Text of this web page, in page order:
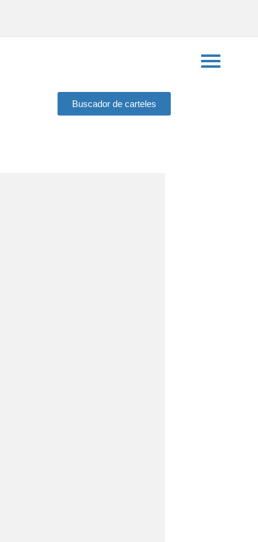
Buscador de carteles